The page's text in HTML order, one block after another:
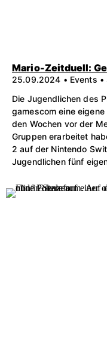
Mario-Zeitduell:
25.09.2024 • Events •
Die Jugendlichen des
gamescom eine
den Wochen vor der
Gruppen erarbeitet
2 auf der Nintendo
Jugendlichen fünf